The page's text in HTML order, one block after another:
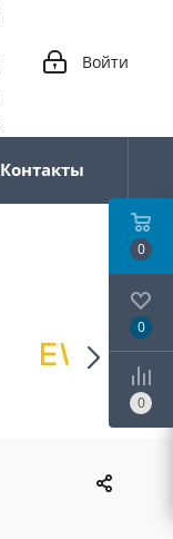
Войти
Контакты
0
0
0